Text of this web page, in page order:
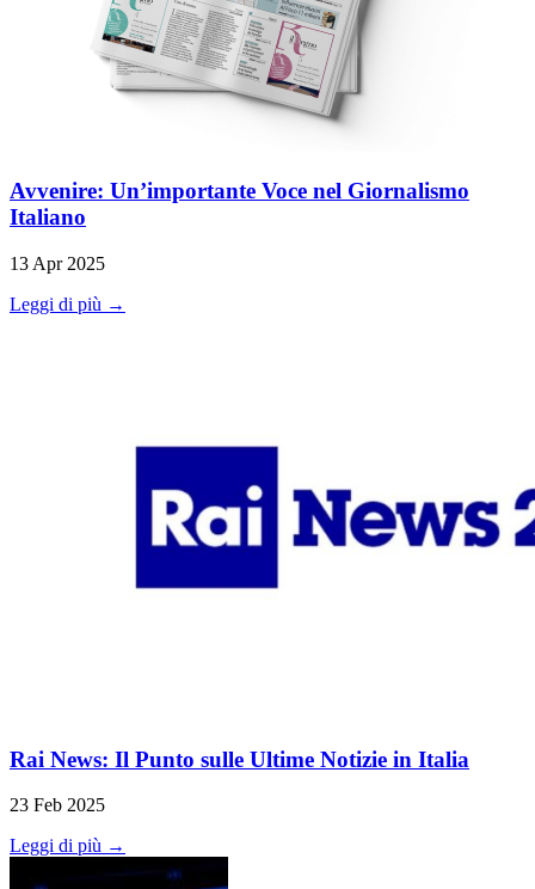
Avvenire: Un’importante Voce nel Giornalismo
Italiano
13 Apr 2025
Leggi di più →
Rai News: Il Punto sulle Ultime Notizie in Italia
23 Feb 2025
Leggi di più →